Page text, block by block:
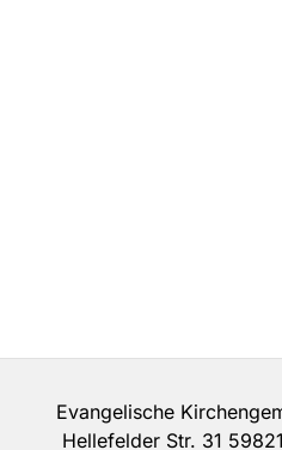
Evangelische
Hellefelder Str. 31